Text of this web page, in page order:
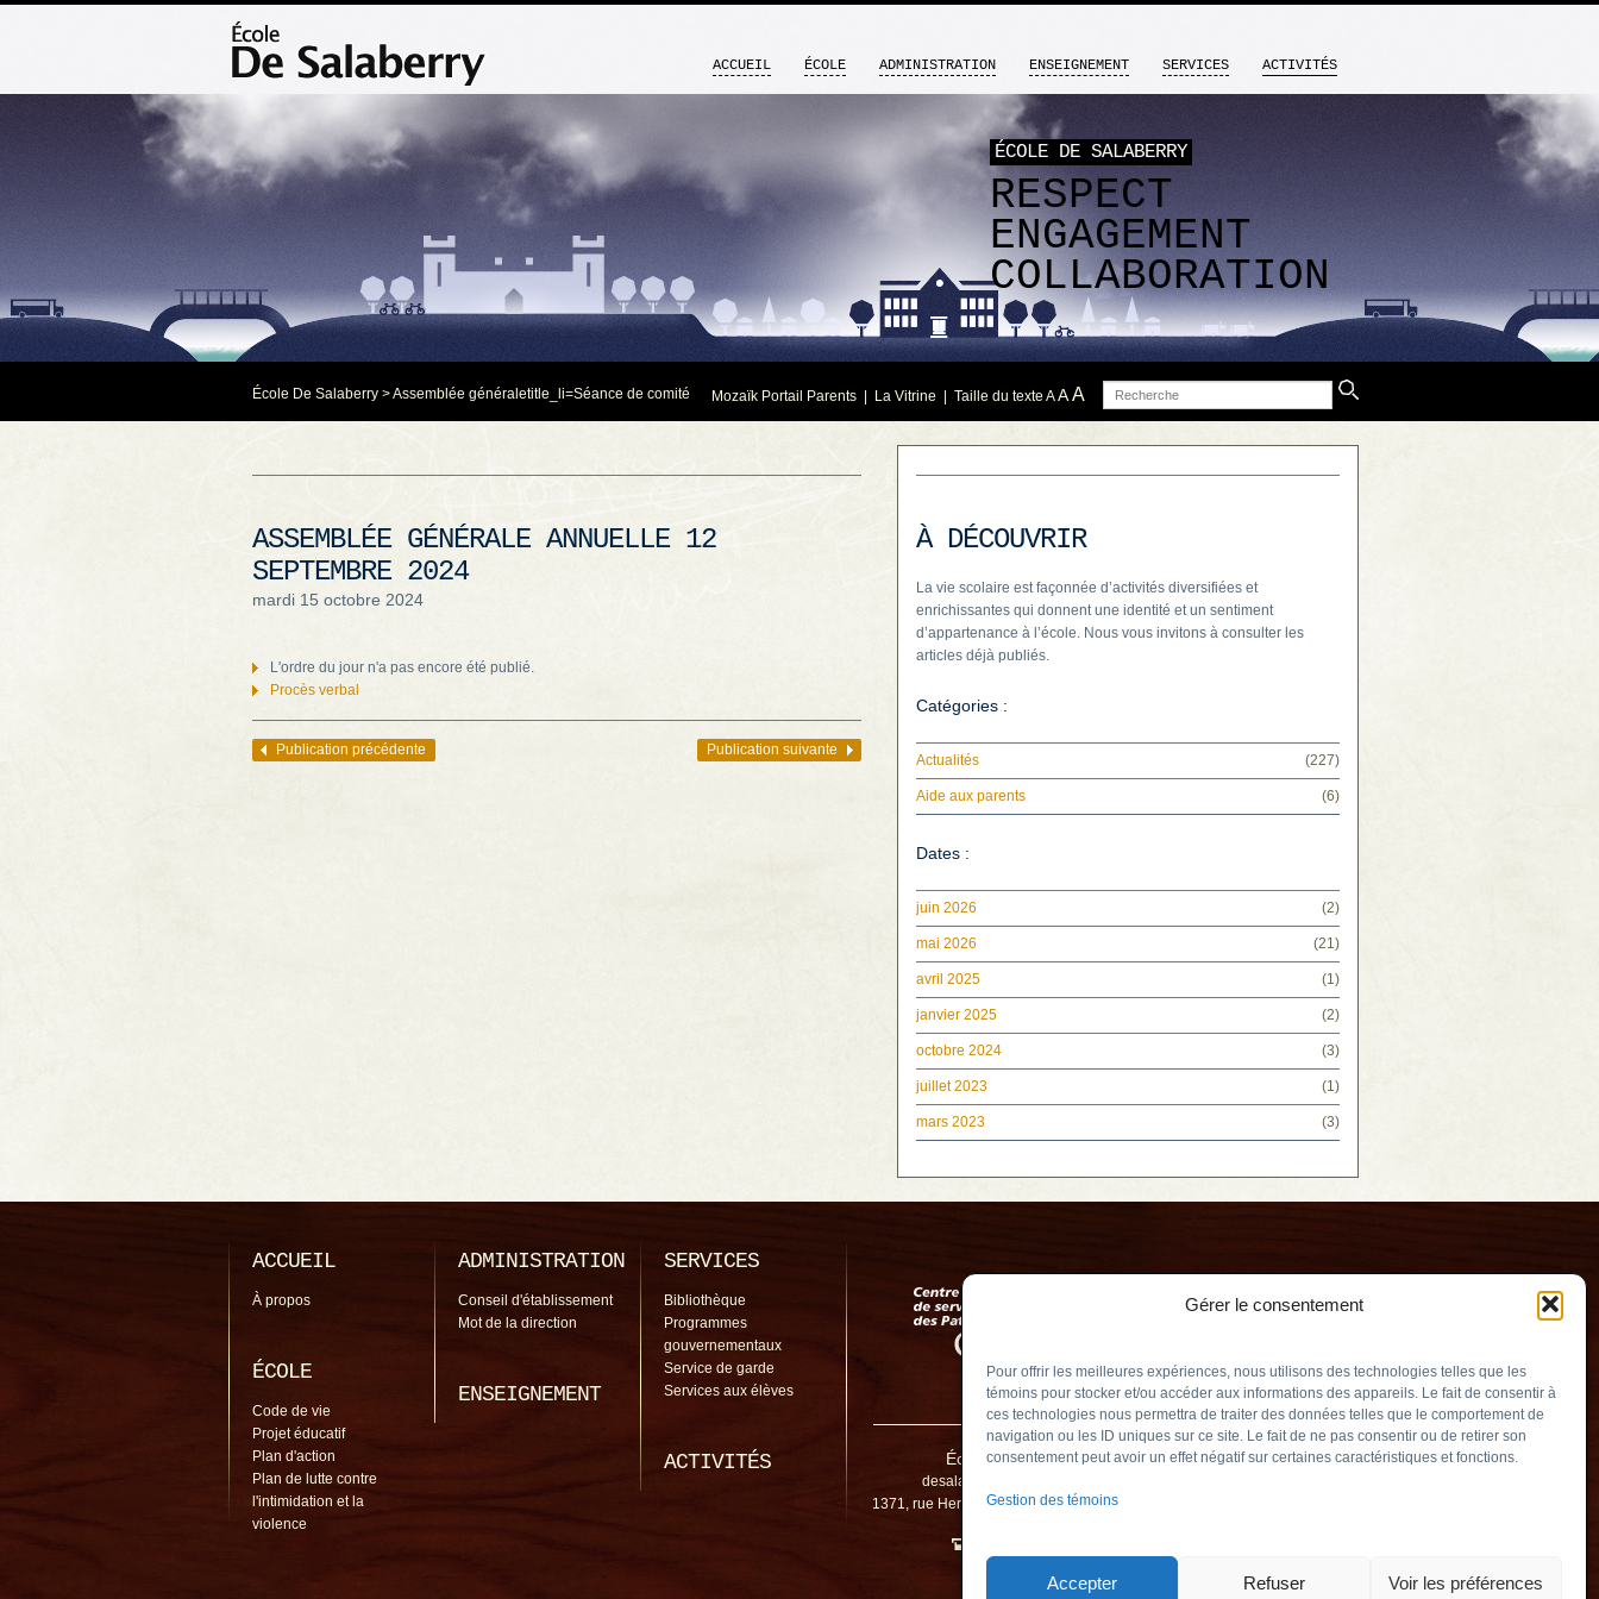
Gérer le consentement
Pour offrir les meilleures expériences, nous utilisons des technologies telles que les
témoins pour stocker et/ou accéder aux informations des appareils. Le fait de consentir à
ces technologies nous permettra de traiter des données telles que le comportement de
navigation ou les ID uniques sur ce site. Le fait de ne pas consentir ou de retirer son
consentement peut avoir un effet négatif sur certaines caractéristiques et fonctions.
Gestion des témoins
Accepter Refuser Voir les préférences
ÉCOLE DE SALABERRY
RESPECT
ENGAGEMENT
COLLABORATION
ACCUEIL ÉCOLE ADMINISTRATION ENSEIGNEMENT SERVICES ACTIVITÉS
École De Salaberry >Assemblée généraletitle_li=Séance de comité Mozaïk Portail Parents La Vitrine | Taille du texte A AA Recherche
ASSEMBLÉE GÉNÉRALE ANNUELLE 12
SEPTEMBRE 2024
mardi 15 octobre 2024
L'ordre du jour n'a pas encore été publié.
Procès verbal
Navigation des articles
Publication précédente Publication suivante
À DÉCOUVRIR
La vie scolaire est façonnée d’activités diversifiées et
enrichissantes qui donnent une identité et un sentiment
d’appartenance à l’école. Nous vous invitons à consulter les
articles déjà publiés.
Catégories :
Actualités (227)
Aide aux parents (6)
Dates :
juin 2026 (2)
mai 2026 (21)
avril 2025 (1)
janvier 2025 (2)
octobre 2024 (3)
juillet 2023 (1)
mars 2023 (3)
ACCUEIL
À propos
ÉCOLE
Code de vie
Projet éducatif
Plan d'action
Plan de lutte contre
l'intimidation et la
violence
ADMINISTRATION
Conseil d'établissement
Mot de la direction
ENSEIGNEMENT
SERVICES
Bibliothèque
Programmes
gouvernementaux
Service de garde
Services aux élèves
ACTIVITÉS École De Salaberry
desalaberry@cssp.gouv.qc.ca
1371, rue Hertel, Chambly (Québec) J3L 2M5